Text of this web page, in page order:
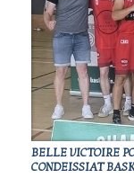
BELLE VICTOIRE
CONDEISSIAT